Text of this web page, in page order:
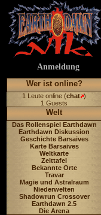
Anmeldung
Wer ist online?
1 Leute online (chat )
1 Guests
Welt
Das Rollenspiel Earthdawn
Earthdawn Diskussion
Geschichte Barsaives
Karte Barsaives
Weltkarte
Zeittafel
Bekannte Orte
Travar
Magie und Astralraum
Niederwelten
Shadowrun Crossover
Earthdawn 2.5
Die Arena